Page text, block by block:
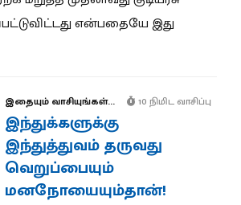
என்பதையே இது
இதையும் வாசியுங்கள்... 10 நிமிட வாசிப்பு
இந்துக்களுக்கு
இந்துத்துவம் தருவது
வெறுப்பையும்
மனநோயையும்தான்!